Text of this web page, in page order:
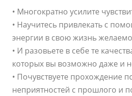
• Многократно усилите
• Научитесь привлекать с
энергии в свою жизнь
• И разовьете в себе те
которых вы возможно даже и
• Почувствуете прохождение
неприятностей с прошлого и